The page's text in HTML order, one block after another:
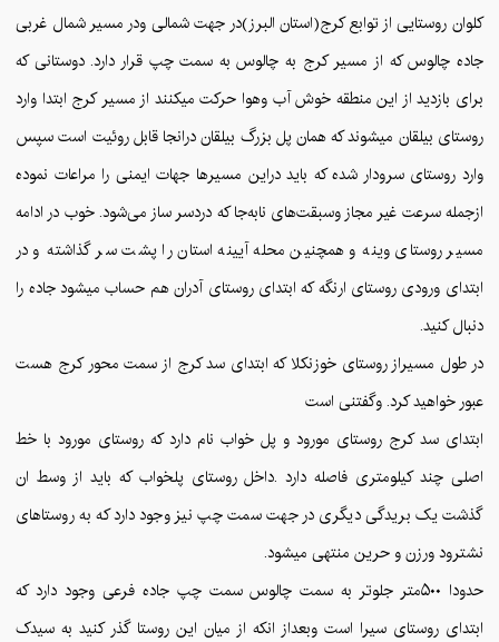
کلوان روستایی از توابع کرج(استان البرز)در جهت شمالی ودر مسیر شمال غربی
جاده چالوس که از مسیر کرج به چالوس به سمت چپ قرار دارد. دوستانی که
برای بازدید از این منطقه خوش آب وهوا حرکت میکنند از مسیر کرج ابتدا وارد
روستای بیلقان میشوند که همان پل بزرگ بیلقان درانجا قابل روئیت است سپس
وارد روستای سرودار شده که باید دراین مسیرها جهات ایمنی را مراعات نموده
ازجمله سرعت غیر مجاز وسبقت‌های نابه‌جا که دردسر ساز می‌شود. خوب در ادامه
مسیر روستای وینه و همچنین محله آیینه استان را پشت سر گذاشته و در
ابتدای ورودی روستای ارنگه که ابتدای روستای آدران هم حساب میشود جاده را
دنبال کنید.
در طول مسیراز روستای خوزنکلا که ابتدای سد کرج از سمت محور کرج هست
عبور خواهید کرد. وگفتنی است
ابتدای سد کرج روستای مورود و پل خواب نام دارد که روستای مورود با خط
اصلی چند کیلومتری فاصله دارد .داخل روستای پلخواب که باید از وسط ان
گذشت یک بریدگی دیگری در جهت سمت چپ نیز وجود دارد که به روستاهای
نشترود ورزن و حرین منتهی میشود.
حدودا ۵۰۰متر جلوتر به سمت چالوس سمت چپ جاده فرعی وجود دارد که
ابتدای روستای سیرا است وبعداز انکه از میان این روستا گذر کنید به سیدک